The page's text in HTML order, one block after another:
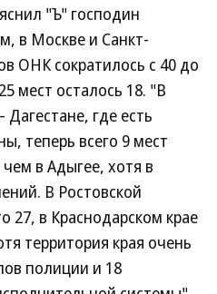
"Ъ" господин
в Москве и Санкт-
ОНК сократилось с 40 до
мест осталось 18. "В
где есть
теперь всего 9 мест
в Адыгее, хотя в
В Ростовской
27, в Краснодарском крае
территория края очень
полиции и 18